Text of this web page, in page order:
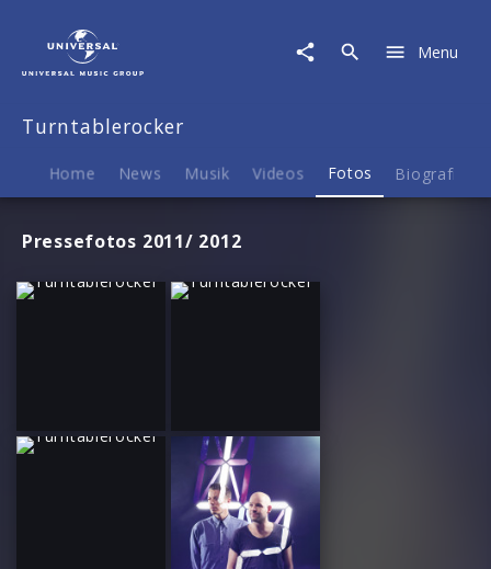
Menu
Turntablerocker
Home News Musik Videos Fotos Biografie
Pressefotos 2011/ 2012